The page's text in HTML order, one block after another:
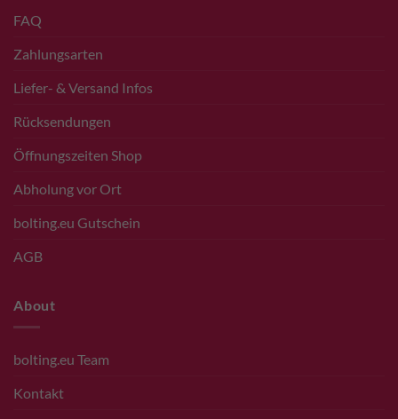
FAQ
Zahlungsarten
Liefer- & Versand Infos
Rücksendungen
Öffnungszeiten Shop
Abholung vor Ort
bolting.eu Gutschein
AGB
About
bolting.eu Team
Kontakt